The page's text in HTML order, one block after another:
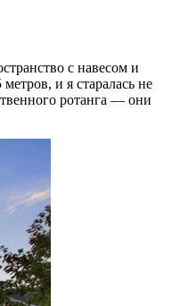
с навесом и
и я старалась не
ротанга — они